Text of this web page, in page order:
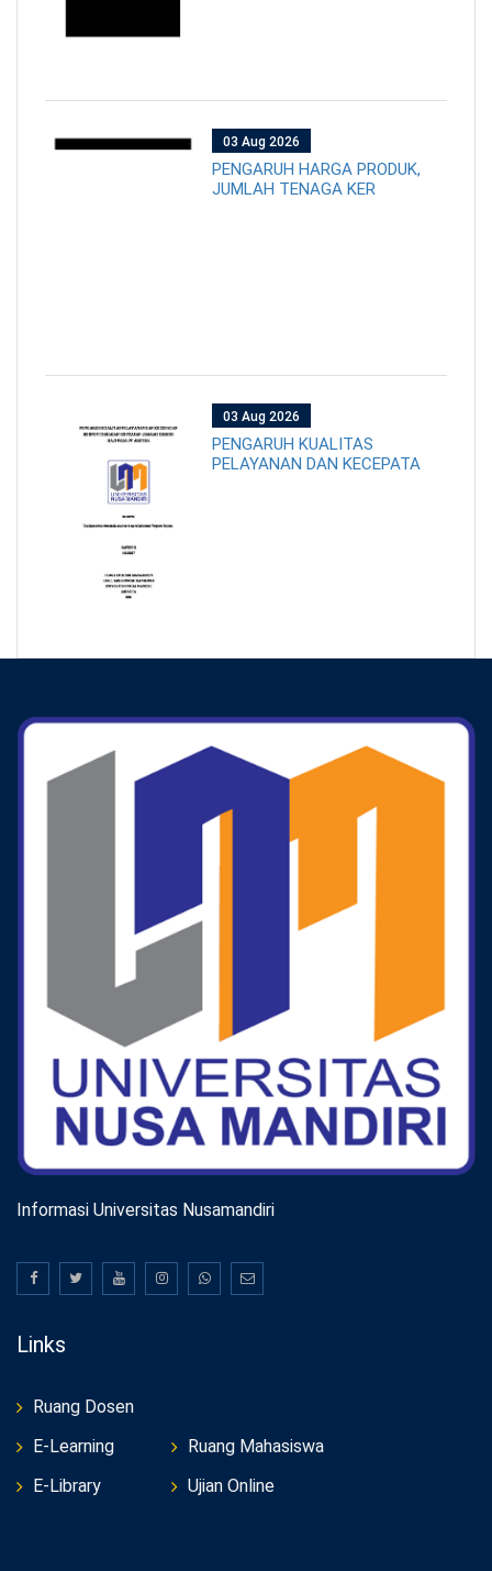
03 Aug 2026
PENGARUH HARGA PRODUK,
JUMLAH TENAGA KER
03 Aug 2026
PENGARUH KUALITAS
PELAYANAN DAN KECEPATA
Informasi Universitas Nusamandiri
Links
Ruang Dosen
E-Learning
E-Library
Ruang Mahasiswa
Ujian Online